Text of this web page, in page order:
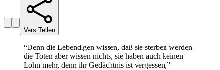
Vers Teilen
“Denn die Lebendigen wissen, daß sie sterben werden;
die Toten aber wissen nichts, sie haben auch keinen
Lohn mehr, denn ihr Gedächtnis ist vergessen,”